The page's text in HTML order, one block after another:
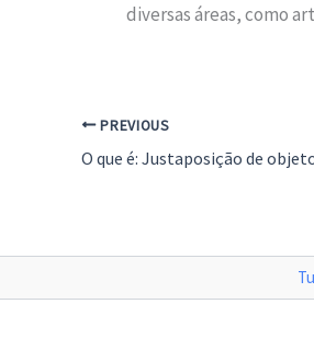
diversas áreas, como
PREVIOUS
O que é: Justaposição de